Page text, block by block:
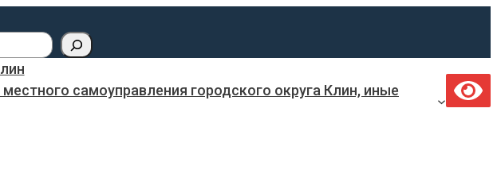
самоуправления городского округа Клин, иные